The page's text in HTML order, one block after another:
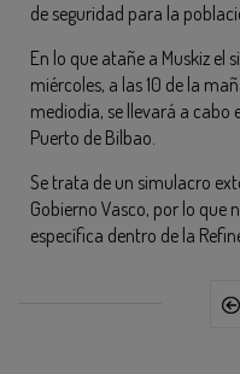
de seguridad para la
En lo que atañe a Muskiz el
miércoles, a las 10 de la
mediodía, se llevará a cabo
Puerto de Bilbao.
Se trata de un simulacro
Gobierno Vasco, por lo que
específica dentro de la